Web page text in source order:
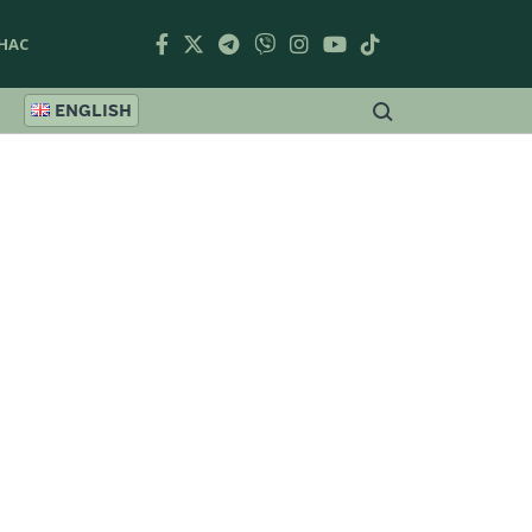
ENGLISH